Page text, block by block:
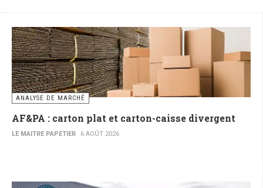
ANALYSE DE MARCHÉ
AF&PA : carton plat et carton-caisse divergent
LE MAITRE PAPETIER 6 AOÛT 2026